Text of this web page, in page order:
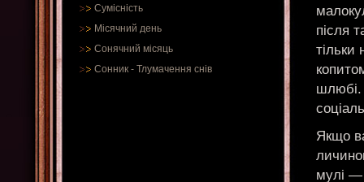
Сумісність
Місячний день
Сонячний місяць
Сонник - Тлумачення снів
після
тільки
шлюбі.
Якщо
мулі —